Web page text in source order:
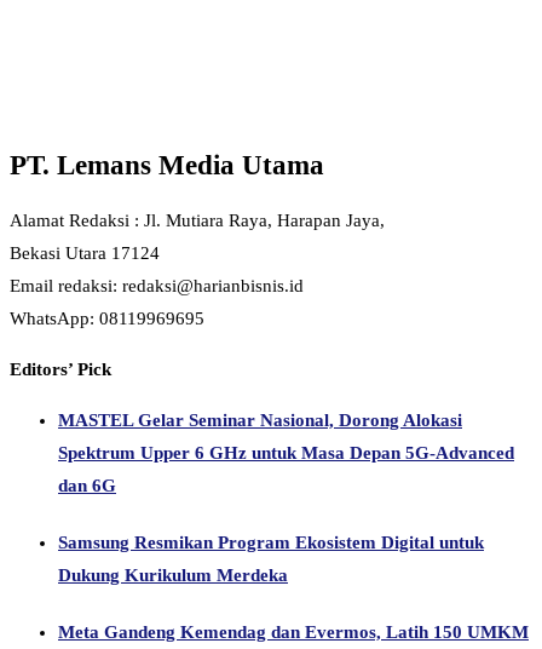
PT. Lemans Media Utama
Alamat Redaksi : Jl. Mutiara Raya, Harapan Jaya,
Bekasi Utara 17124
Email redaksi: redaksi@harianbisnis.id
WhatsApp: 08119969695
Editors’ Pick
MASTEL Gelar Seminar Nasional, Dorong Alokasi
Spektrum Upper 6 GHz untuk Masa Depan 5G-Advanced
dan 6G
Samsung Resmikan Program Ekosistem Digital untuk
Dukung Kurikulum Merdeka
Meta Gandeng Kemendag dan Evermos, Latih 150 UMKM